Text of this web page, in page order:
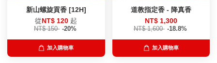
新山螺旋貢香 [12H]
從NT$ 120 起
NT$ 150 -20%
加入購物車
道教指定香 - 降真香
NT$ 1,300
NT$ 1,600 -18.8%
加入購物車